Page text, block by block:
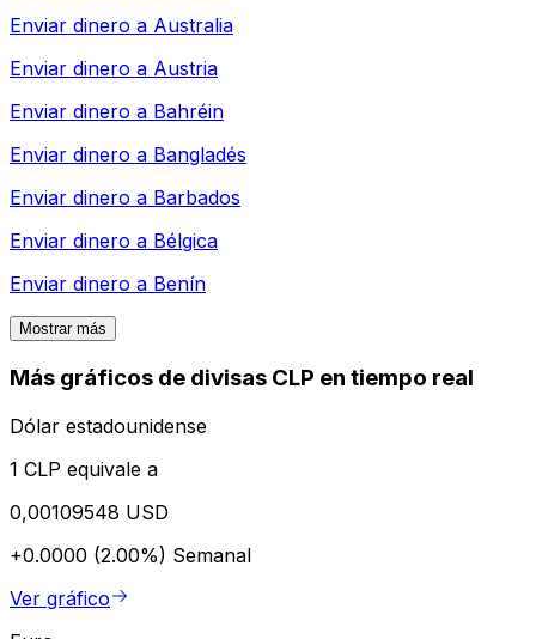
Enviar dinero a Australia
Enviar dinero a Austria
Enviar dinero a Bahréin
Enviar dinero a Bangladés
Enviar dinero a Barbados
Enviar dinero a Bélgica
Enviar dinero a Benín
Mostrar más
Más gráficos de divisas CLP en tiempo real
Dólar estadounidense
1 CLP equivale a
0,00109548 USD
+0.0000 (2.00%) Semanal
Ver gráfico